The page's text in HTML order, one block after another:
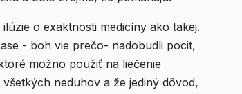
o exaktnosti medicíny ako takej.
- boh vie prečo- nadobudli pocit,
možno použiť na liečenie
neduhov a že jediný dôvod,